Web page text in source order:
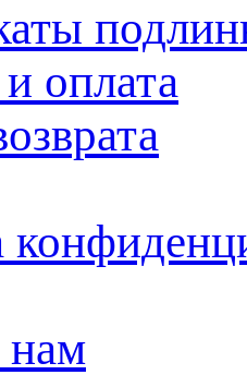
оплата
нам